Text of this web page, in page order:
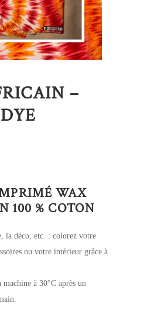
–
WAX
100 % COTON
la déco, etc. : colorez votre
ou votre intérieur grâce à
à 30°C après un